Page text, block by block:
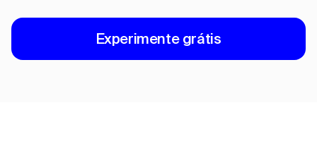
Experimente grátis